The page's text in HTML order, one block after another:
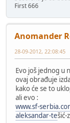
First 666
Anomander
28-09-2012, 22:08:45
Evo još jednog u
ovaj obrađuje
kako će se to
ali evo :
www.sf-
aleksandar-tešić-